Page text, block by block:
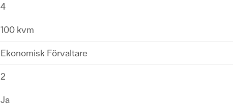
4
100 kvm
Ekonomisk Förvaltare
2
Ja